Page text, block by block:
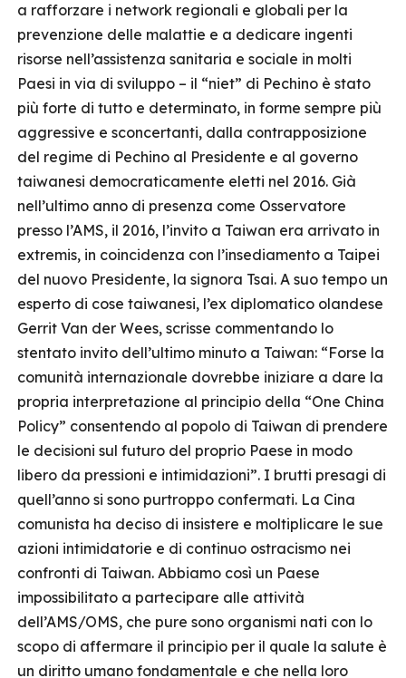
a rafforzare i network regionali e globali per la
prevenzione delle malattie e a dedicare ingenti
risorse nell’assistenza sanitaria e sociale in molti
Paesi in via di sviluppo – il “niet” di Pechino è stato
più forte di tutto e determinato, in forme sempre più
aggressive e sconcertanti, dalla contrapposizione
del regime di Pechino al Presidente e al governo
taiwanesi democraticamente eletti nel 2016. Già
nell’ultimo anno di presenza come Osservatore
presso l’AMS, il 2016, l’invito a Taiwan era arrivato in
extremis, in coincidenza con l’insediamento a Taipei
del nuovo Presidente, la signora Tsai. A suo tempo un
esperto di cose taiwanesi, l’ex diplomatico olandese
Gerrit Van der Wees, scrisse commentando lo
stentato invito dell’ultimo minuto a Taiwan: “Forse la
comunità internazionale dovrebbe iniziare a dare la
propria interpretazione al principio della “One China
Policy” consentendo al popolo di Taiwan di prendere
le decisioni sul futuro del proprio Paese in modo
libero da pressioni e intimidazioni”. I brutti presagi di
quell’anno si sono purtroppo confermati. La Cina
comunista ha deciso di insistere e moltiplicare le sue
azioni intimidatorie e di continuo ostracismo nei
confronti di Taiwan. Abbiamo così un Paese
impossibilitato a partecipare alle attività
dell’AMS/OMS, che pure sono organismi nati con lo
scopo di affermare il principio per il quale la salute è
un diritto umano fondamentale e che nella loro